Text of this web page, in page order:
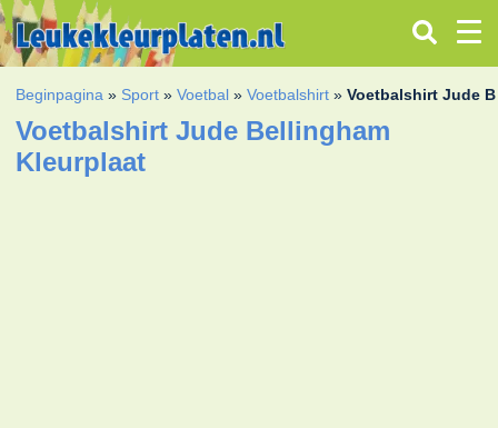
Beginpagina » Sport »Voetbal »Voetbalshirt »Voetbalshirt Jude
Voetbalshirt Jude Bellingham
Kleurplaat